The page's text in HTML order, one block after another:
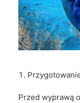
Przed wyprawą